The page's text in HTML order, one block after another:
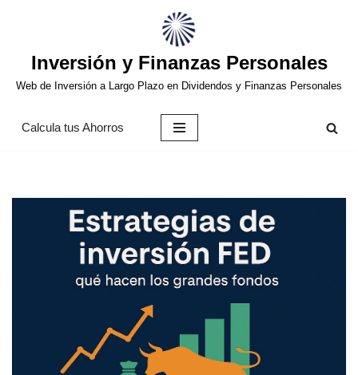
contenido
Inversión y Finanzas Personales
Web de Inversión a Largo Plazo en Dividendos y Finanzas Personales
Calcula tus Ahorros